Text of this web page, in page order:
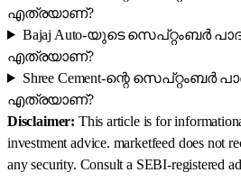
എത്രയാണ്?
Bajaj Auto-യുടെ സെപ്റ്റംബർ
എത്രയാണ്?
Shree Cement-ന്റെ സെപ്റ്റംബർ
എത്രയാണ്?
Disclaimer: This article is for
investment advice. marketfeed does not
any security. Consult a SEBI-registered